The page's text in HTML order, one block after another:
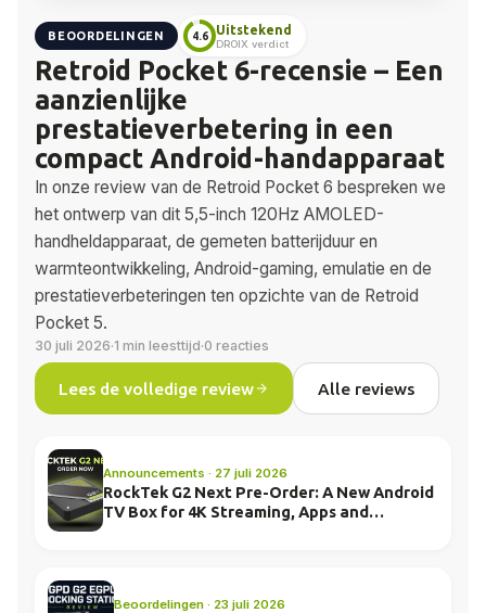
BEOORDELINGEN 4.6 Uitstekend
DROIX verdict
Retroid Pocket 6-recensie – Een
aanzienlijke
prestatieverbetering in een
compact Android-handapparaat
In onze review van de Retroid Pocket 6 bespreken we
het ontwerp van dit 5,5-inch 120Hz AMOLED-
handheldapparaat, de gemeten batterijduur en
warmteontwikkeling, Android-gaming, emulatie en de
prestatieverbeteringen ten opzichte van de Retroid
Pocket 5.
30 juli 2026·1 min leesttijd·0 reacties
Lees de volledige review Alle reviews
Announcements · 27 juli 2026
RockTek G2 Next Pre-Order: A New Android
TV Box for 4K Streaming, Apps and
Everyday Entertainment
Beoordelingen · 23 juli 2026